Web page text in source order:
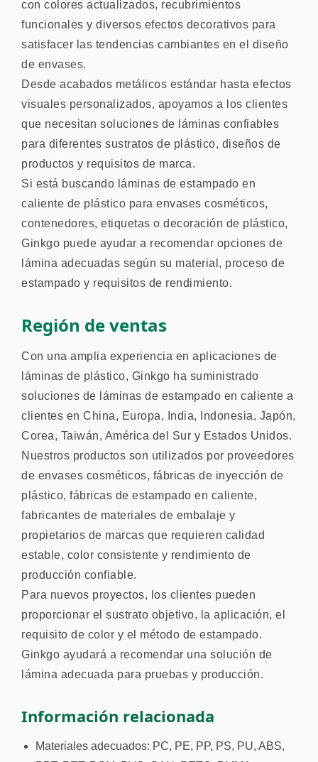
con colores actualizados, recubrimientos
funcionales y diversos efectos decorativos para
satisfacer las tendencias cambiantes en el diseño
de envases.
Desde acabados metálicos estándar hasta efectos
visuales personalizados, apoyamos a los clientes
que necesitan soluciones de láminas confiables
para diferentes sustratos de plástico, diseños de
productos y requisitos de marca.
Si está buscando láminas de estampado en
caliente de plástico para envases cosméticos,
contenedores, etiquetas o decoración de plástico,
Ginkgo puede ayudar a recomendar opciones de
lámina adecuadas según su material, proceso de
estampado y requisitos de rendimiento.
Región de ventas
Con una amplia experiencia en aplicaciones de
láminas de plástico, Ginkgo ha suministrado
soluciones de láminas de estampado en caliente a
clientes en China, Europa, India, Indonesia, Japón,
Corea, Taiwán, América del Sur y Estados Unidos.
Nuestros productos son utilizados por proveedores
de envases cosméticos, fábricas de inyección de
plástico, fábricas de estampado en caliente,
fabricantes de materiales de embalaje y
propietarios de marcas que requieren calidad
estable, color consistente y rendimiento de
producción confiable.
Para nuevos proyectos, los clientes pueden
proporcionar el sustrato objetivo, la aplicación, el
requisito de color y el método de estampado.
Ginkgo ayudará a recomendar una solución de
lámina adecuada para pruebas y producción.
Información relacionada
Materiales adecuados: PC, PE, PP, PS, PU, ABS,